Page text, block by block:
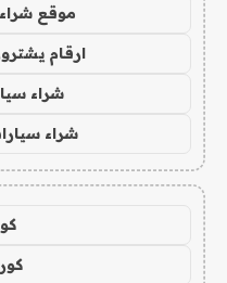
موقع
ارقام
شراء
شراء